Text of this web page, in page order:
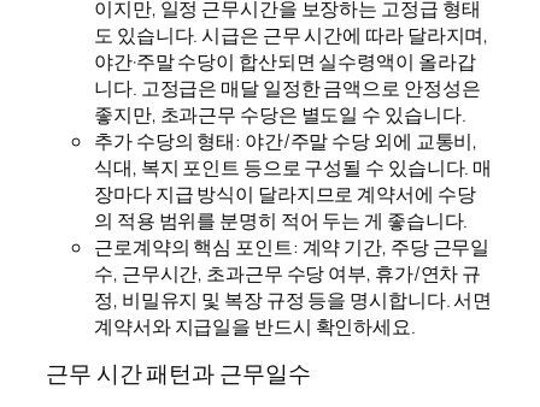
이지만, 일정 근무시간을 보장하는 고정급 형태
도 있습니다. 시급은 근무 시간에 따라 달라지며,
야간·주말 수당이 합산되면 실수령액이 올라갑
니다. 고정급은 매달 일정한 금액으로 안정성은
좋지만, 초과근무 수당은 별도일 수 있습니다.
추가 수당의 형태: 야간/주말 수당 외에 교통비,
식대, 복지 포인트 등으로 구성될 수 있습니다. 매
장마다 지급 방식이 달라지므로 계약서에 수당
의 적용 범위를 분명히 적어 두는 게 좋습니다.
근로계약의 핵심 포인트: 계약 기간, 주당 근무일
수, 근무시간, 초과근무 수당 여부, 휴가/연차 규
정, 비밀유지 및 복장 규정 등을 명시합니다. 서면
계약서와 지급일을 반드시 확인하세요.
근무 시간 패턴과 근무일수